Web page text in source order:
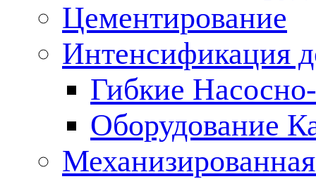
Цементирование
Интенсификация
Гибкие
Оборудование